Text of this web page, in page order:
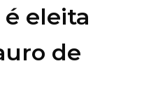
é eleita
de